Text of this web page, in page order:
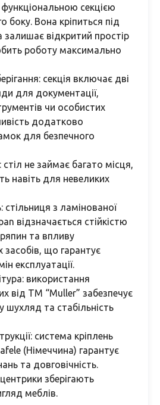
функціональною секцією
боку. Вона кріпиться під
залишає відкритий простір
роботу максимально
секція включає дві
для документації,
чи особистих
додатково
для безпечного
стіл не займає багато місця,
навіть для невеликих
стільниця з ламінованої
відзначається стійкістю
та впливу
засобів, що гарантує
експлуатації.
використання
від ТМ “Muller” забезпечує
шухляд та стабільність
система кріплень
(Німеччина) гарантує
та довговічність.
зберігають
меблів.